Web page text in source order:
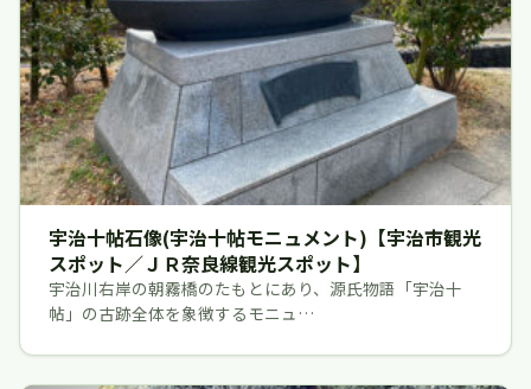
宇治十帖石像(宇治十帖モニュメント)【宇治市観光
スポット／ＪＲ奈良線観光スポット】
宇治川右岸の朝霧橋のたもとにあり、源氏物語「宇治十
帖」の古跡全体を象徴するモニュ…